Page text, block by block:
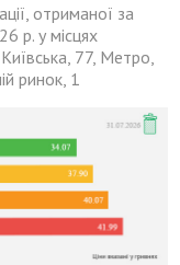
отриманої за
р. у місцях
77, Метро,
ринок, 1